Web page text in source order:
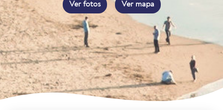
Ver fotos Ver mapa